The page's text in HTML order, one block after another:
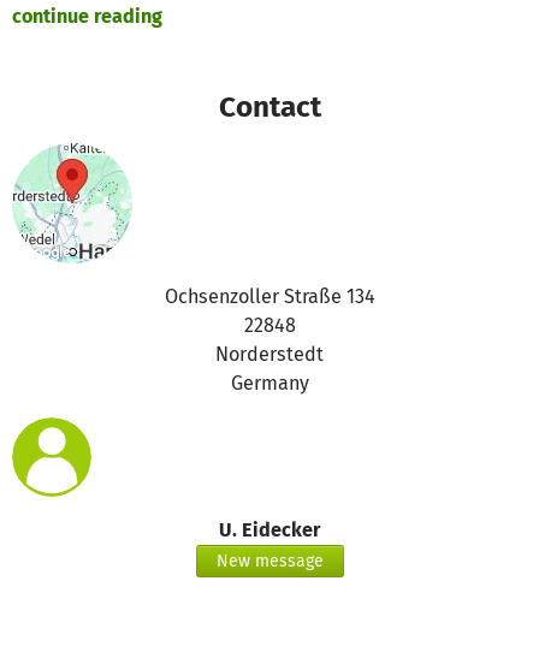
continue reading
Contact
Ochsenzoller Straße 134
22848
Norderstedt
Germany
U. Eidecker
New message